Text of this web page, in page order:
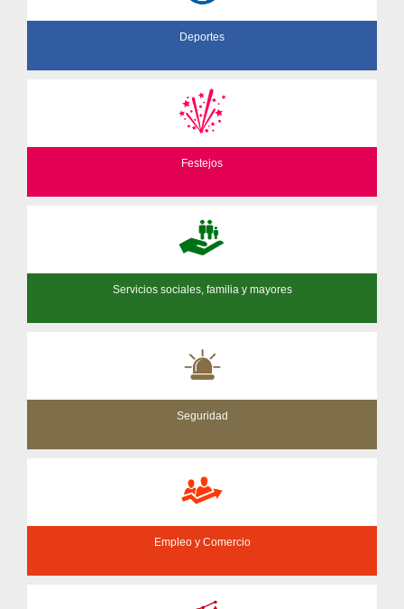
Deportes
Festejos
Servicios sociales, familia y mayores
Seguridad
Empleo y Comercio